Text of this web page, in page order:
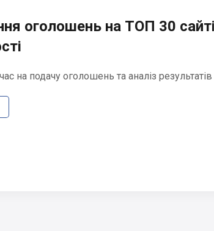
оголошень на ТОП 30
на подачу оголошень та аналіз результатів